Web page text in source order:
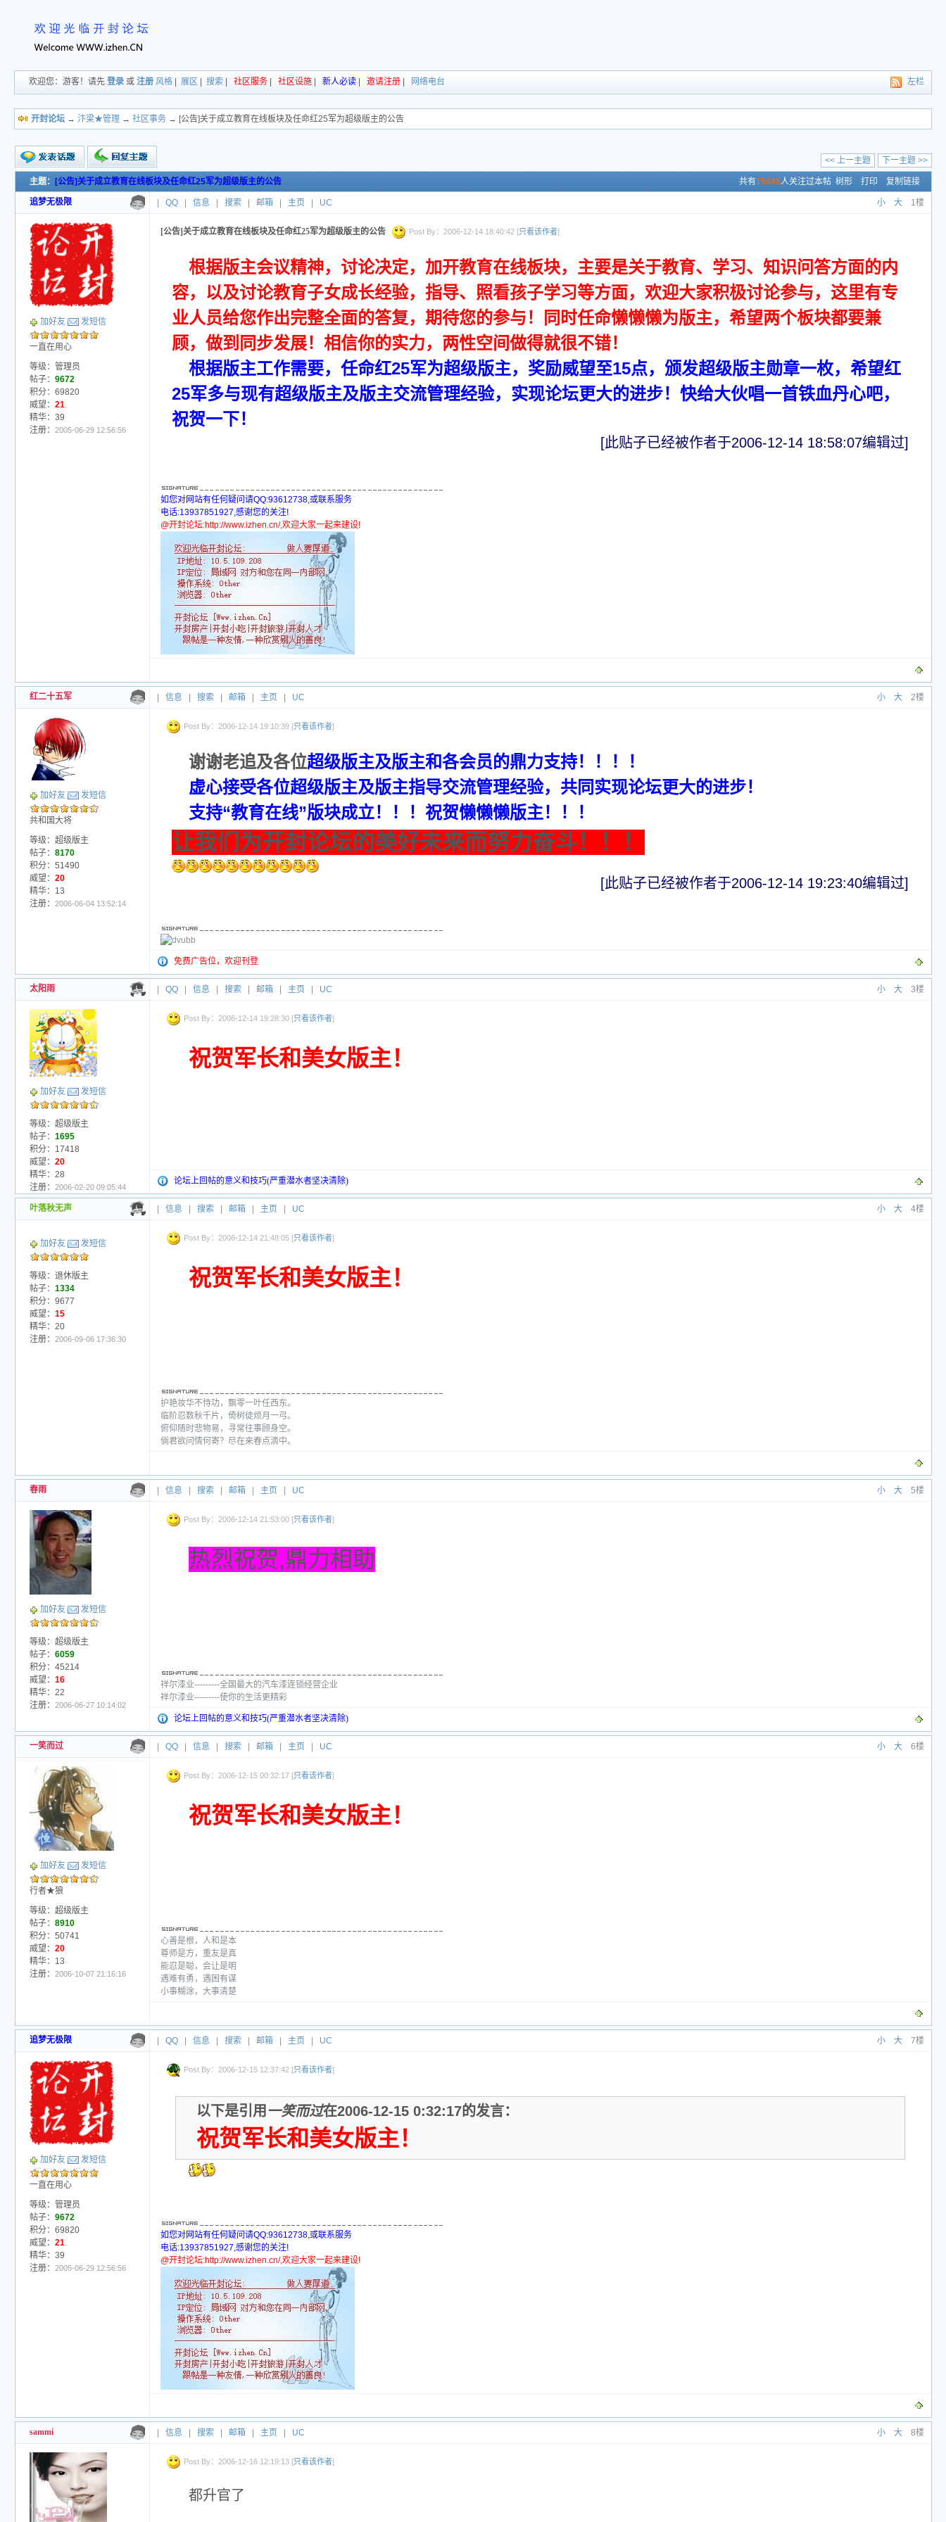
左栏
欢迎您：游客！请先登录 或注册 风格 |展区 |搜索 社区服务 社区设施 新人必读 邀请注册 网络电台
开封论坛 →汴梁★管理 →社区事务 → [公告]关于成立教育在线板块及任命红25军为超级版主的公告
新的主题
投票帖
交易帖
小字报
下一主题 >>
<< 上一主题
共有15040人关注过本帖 树形 打印 复制链接
主题： [公告]关于成立教育在线板块及任命红25军为超级版主的公告
追梦无极限 小 大 1楼
QQ 信息 搜索 邮箱 主页 UC
加好友 发短信
一直在用心
等级：管理员
帖子： 9672
积分：69820
威望： 21
精华：39
注册：
2005-06-29 12:56:56
[公告]关于成立教育在线板块及任命红25军为超级版主的公告 Post By：2006-12-14 18:40:42 [只看该作者]
根据版主会议精神，讨论决定，加开教育在线板块，主要是关于教育、学习、知识问答方面的内
容，以及讨论教育子女成长经验，指导、照看孩子学习等方面，欢迎大家积极讨论参与，这里有专
业人员给您作出完整全面的答复，期待您的参与！同时任命懒懒懒为版主，希望两个板块都要兼
顾，做到同步发展！相信你的实力，两性空间做得就很不错！
根据版主工作需要，任命红25军为超级版主，奖励威望至15点，颁发超级版主勋章一枚，希望红
25军多与现有超级版主及版主交流管理经验，实现论坛更大的进步！快给大伙唱一首铁血丹心吧，
祝贺一下！
[此贴子已经被作者于2006-12-14 18:58:07编辑过]
如您对网站有任何疑问请QQ:93612738,或联系服务
电话:13937851927,感谢您的关注!
@开封论坛:http://www.izhen.cn/,欢迎大家一起来建设!
红二十五军 小 大 2楼
信息 搜索 邮箱 主页 UC
加好友 发短信
共和国大将
等级：超级版主
帖子： 8170
积分：51490
威望： 20
精华：13
注册：
2006-06-04 13:52:14
Post By：2006-12-14 19:10:39 [只看该作者]
谢谢老追及各位超级版主及版主和各会员的鼎力支持！！！！
虚心接受各位超级版主及版主指导交流管理经验， 共同实现论坛更大的进步！
支持“教育在线”版块成立！！！ 祝贺懒懒懒版主！！！
让我们为开封论坛的美好未来而努力奋斗！！！
[此贴子已经被作者于2006-12-14 19:23:40编辑过]
免费广告位，欢迎刊登
太阳雨 小 大 3楼
QQ 信息 搜索 邮箱 主页 UC
加好友 发短信
等级：超级版主
帖子： 1695
积分：17418
威望： 20
精华：28
注册：
2006-02-20 09:05:44
Post By：2006-12-14 19:28:30 [只看该作者]
祝贺军长和美女版主！
论坛上回帖的意义和技巧(严重潜水者坚决清除)
叶落秋无声 小 大 4楼
信息 搜索 邮箱 主页 UC
加好友 发短信
等级：退休版主
帖子： 1334
积分：9677
威望： 15
精华：20
注册：
2006-09-06 17:36:30
Post By：2006-12-14 21:48:05 [只看该作者]
祝贺军长和美女版主！
护艳妆华不恃功，飘零一叶任西东。
临阶忍数秋千片，倚树徒烦月一弓。
俯仰随时悲物易，寻常往事顾身空。
倘君欲问情何寄？尽在来春点滴中。
春雨 小 大 5楼
信息 搜索 邮箱 主页 UC
加好友 发短信
等级：超级版主
帖子： 6059
积分：45214
威望： 16
精华：22
注册：
2006-06-27 10:14:02
Post By：2006-12-14 21:53:00 [只看该作者]
热烈祝贺,鼎力相助
祥尔漆业---------全国最大的汽车漆连锁经营企业
祥尔漆业---------使你的生活更精彩
论坛上回帖的意义和技巧(严重潜水者坚决清除)
一笑而过 小 大 6楼
QQ 信息 搜索 邮箱 主页 UC
加好友 发短信
行者★狼
等级：超级版主
帖子： 8910
积分：50741
威望： 20
精华：13
注册：
2006-10-07 21:16:16
Post By：2006-12-15 00:32:17 [只看该作者]
祝贺军长和美女版主！
心善是根，人和是本
尊师是方，重友是真
能忍是聪，会让是明
遇难有勇，遇困有谋
小事糊涂，大事清楚
追梦无极限 小 大 7楼
QQ 信息 搜索 邮箱 主页 UC
加好友 发短信
一直在用心
等级：管理员
帖子： 9672
积分：69820
威望： 21
精华：39
注册：
2005-06-29 12:56:56
Post By：2006-12-15 12:37:42 [只看该作者]
以下是引用 一笑而过在2006-12-15 0:32:17的发言：
祝贺军长和美女版主！
如您对网站有任何疑问请QQ:93612738,或联系服务
电话:13937851927,感谢您的关注!
@开封论坛:http://www.izhen.cn/,欢迎大家一起来建设!
sammi 小 大 8楼
信息 搜索 邮箱 主页 UC
Post By：2006-12-16 12:19:13 [只看该作者]
都升官了